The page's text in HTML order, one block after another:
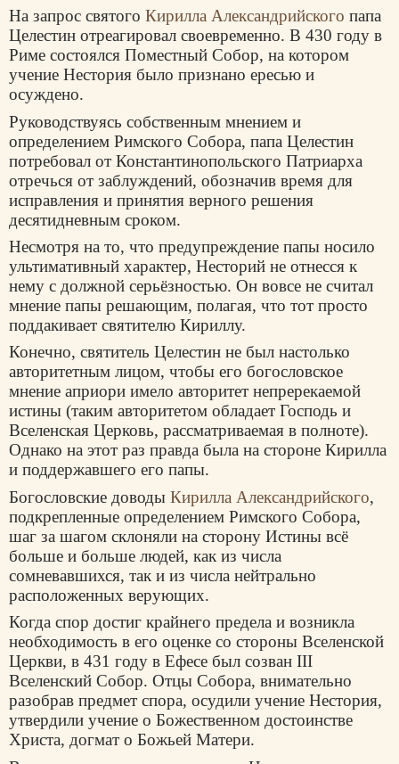
На запрос святого Кирилла Александрийского папа
Целестин отреагировал своевременно. В 430 году в
Риме состоялся Поместный Собор, на котором
учение Нестория было признано ересью и
осуждено.
Руководствуясь собственным мнением и
определением Римского Собора, папа Целестин
потребовал от Константинопольского Патриарха
отречься от заблуждений, обозначив время для
исправления и принятия верного решения
десятидневным сроком.
Несмотря на то, что предупреждение папы носило
ультимативный характер, Несторий не отнесся к
нему с должной серьёзностью. Он вовсе не считал
мнение папы решающим, полагая, что тот просто
поддакивает святителю Кириллу.
Конечно, святитель Целестин не был настолько
авторитетным лицом, чтобы его богословское
мнение априори имело авторитет непререкаемой
истины (таким авторитетом обладает Господь и
Вселенская Церковь, рассматриваемая в полноте).
Однако на этот раз правда была на стороне Кирилла
и поддержавшего его папы.
Богословские доводы Кирилла Александрийского,
подкрепленные определением Римского Собора,
шаг за шагом склоняли на сторону Истины всё
больше и больше людей, как из числа
сомневавшихся, так и из числа нейтрально
расположенных верующих.
Когда спор достиг крайнего предела и возникла
необходимость в его оценке со стороны Вселенской
Церкви, в 431 году в Ефесе был созван III
Вселенский Собор. Отцы Собора, внимательно
разобрав предмет спора, осудили учение Нестория,
утвердили учение о Божественном достоинстве
Христа, догмат о Божьей Матери.